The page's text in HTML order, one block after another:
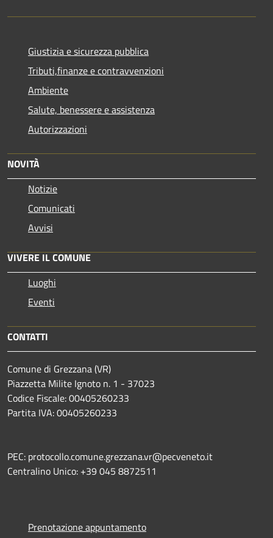
Giustizia e sicurezza pubblica
Tributi,finanze e contravvenzioni
Ambiente
Salute, benessere e assistenza
Autorizzazioni
NOVITÀ
Notizie
Comunicati
Avvisi
VIVERE IL COMUNE
Luoghi
Eventi
CONTATTI
Comune di Grezzana (VR)
Piazzetta Milite Ignoto n. 1 - 37023
Codice Fiscale: 00405260233
Partita IVA: 00405260233
PEC: protocollo.comune.grezzana.vr@pecveneto.it
Centralino Unico: +39 045 8872511
Prenotazione appuntamento